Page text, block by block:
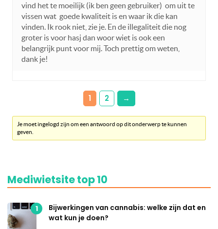
vind het te moeilijk (ik ben geen gebruiker) om uit te
vissen wat goede kwaliteit is en waar ik die kan
vinden. Ik rook niet, zie je. En de illegaliteit die nog
groter is voor hasj dan woor wiet is ook een
belangrijk punt voor mij. Toch prettig om weten,
dank je!
1 2 →
Je moet ingelogd zijn om een antwoord op dit onderwerp te kunnen
geven.
Mediwietsite top 10
1
Bijwerkingen van cannabis: welke zijn dat en
wat kun je doen?